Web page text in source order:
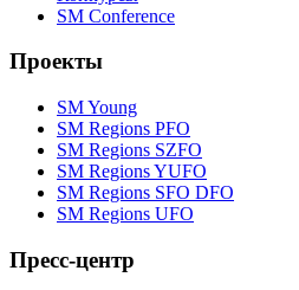
SM Conference
Проекты
SM Young
SM Regions PFO
SM Regions SZFO
SM Regions YUFO
SM Regions SFO DFO
SM Regions UFO
Пресс-центр